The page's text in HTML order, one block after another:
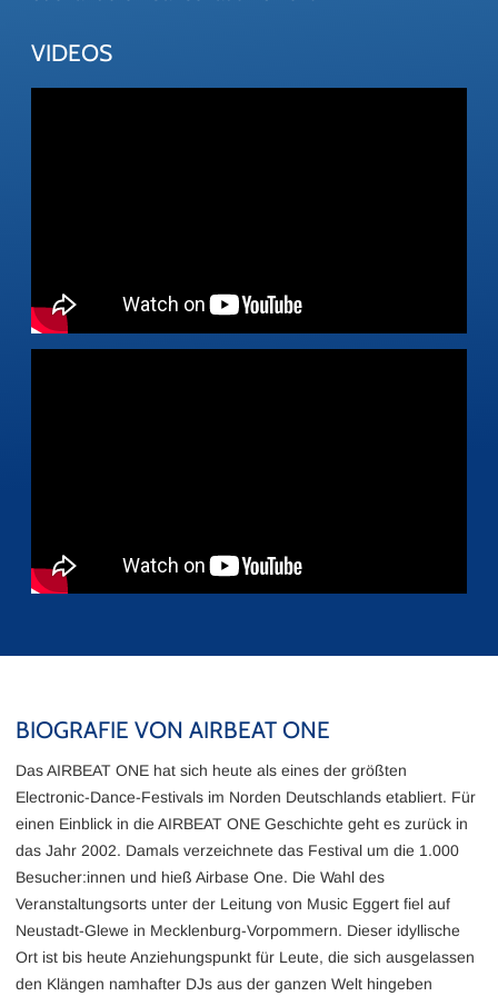
VIDEOS
BIOGRAFIE VON AIRBEAT ONE
Das AIRBEAT ONE hat sich heute als eines der größten
Electronic-Dance-Festivals im Norden Deutschlands etabliert. Für
einen Einblick in die AIRBEAT ONE Geschichte geht es zurück in
das Jahr 2002. Damals verzeichnete das Festival um die 1.000
Besucher:innen und hieß Airbase One. Die Wahl des
Veranstaltungsorts unter der Leitung von Music Eggert fiel auf
Neustadt-Glewe in Mecklenburg-Vorpommern. Dieser idyllische
Ort ist bis heute Anziehungspunkt für Leute, die sich ausgelassen
den Klängen namhafter DJs aus der ganzen Welt hingeben